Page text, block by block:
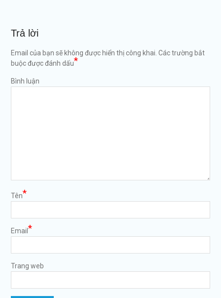
Trả lời
Email của bạn sẽ không được hiển thị công khai. Các trường bắt
buộc được đánh dấu*
Bình luận
Tên*
Email *
Trang web